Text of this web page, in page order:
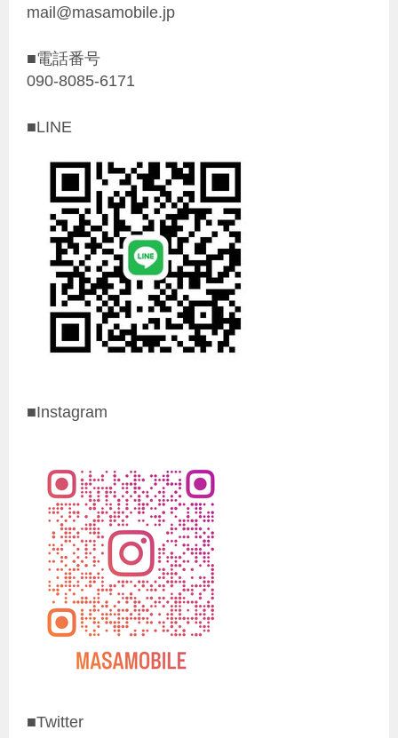
mail@masamobile.jp
■電話番号
090-8085-6171
■LINE
■Instagram
■Twitter